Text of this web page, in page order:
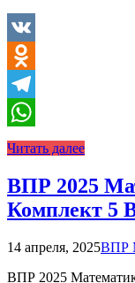
VK
Odnoklassniki
Telegram
WhatsApp
Читать далее
ВПР 2025
Комплект 5
14 апреля, 2025ВПР
ВПР 2025